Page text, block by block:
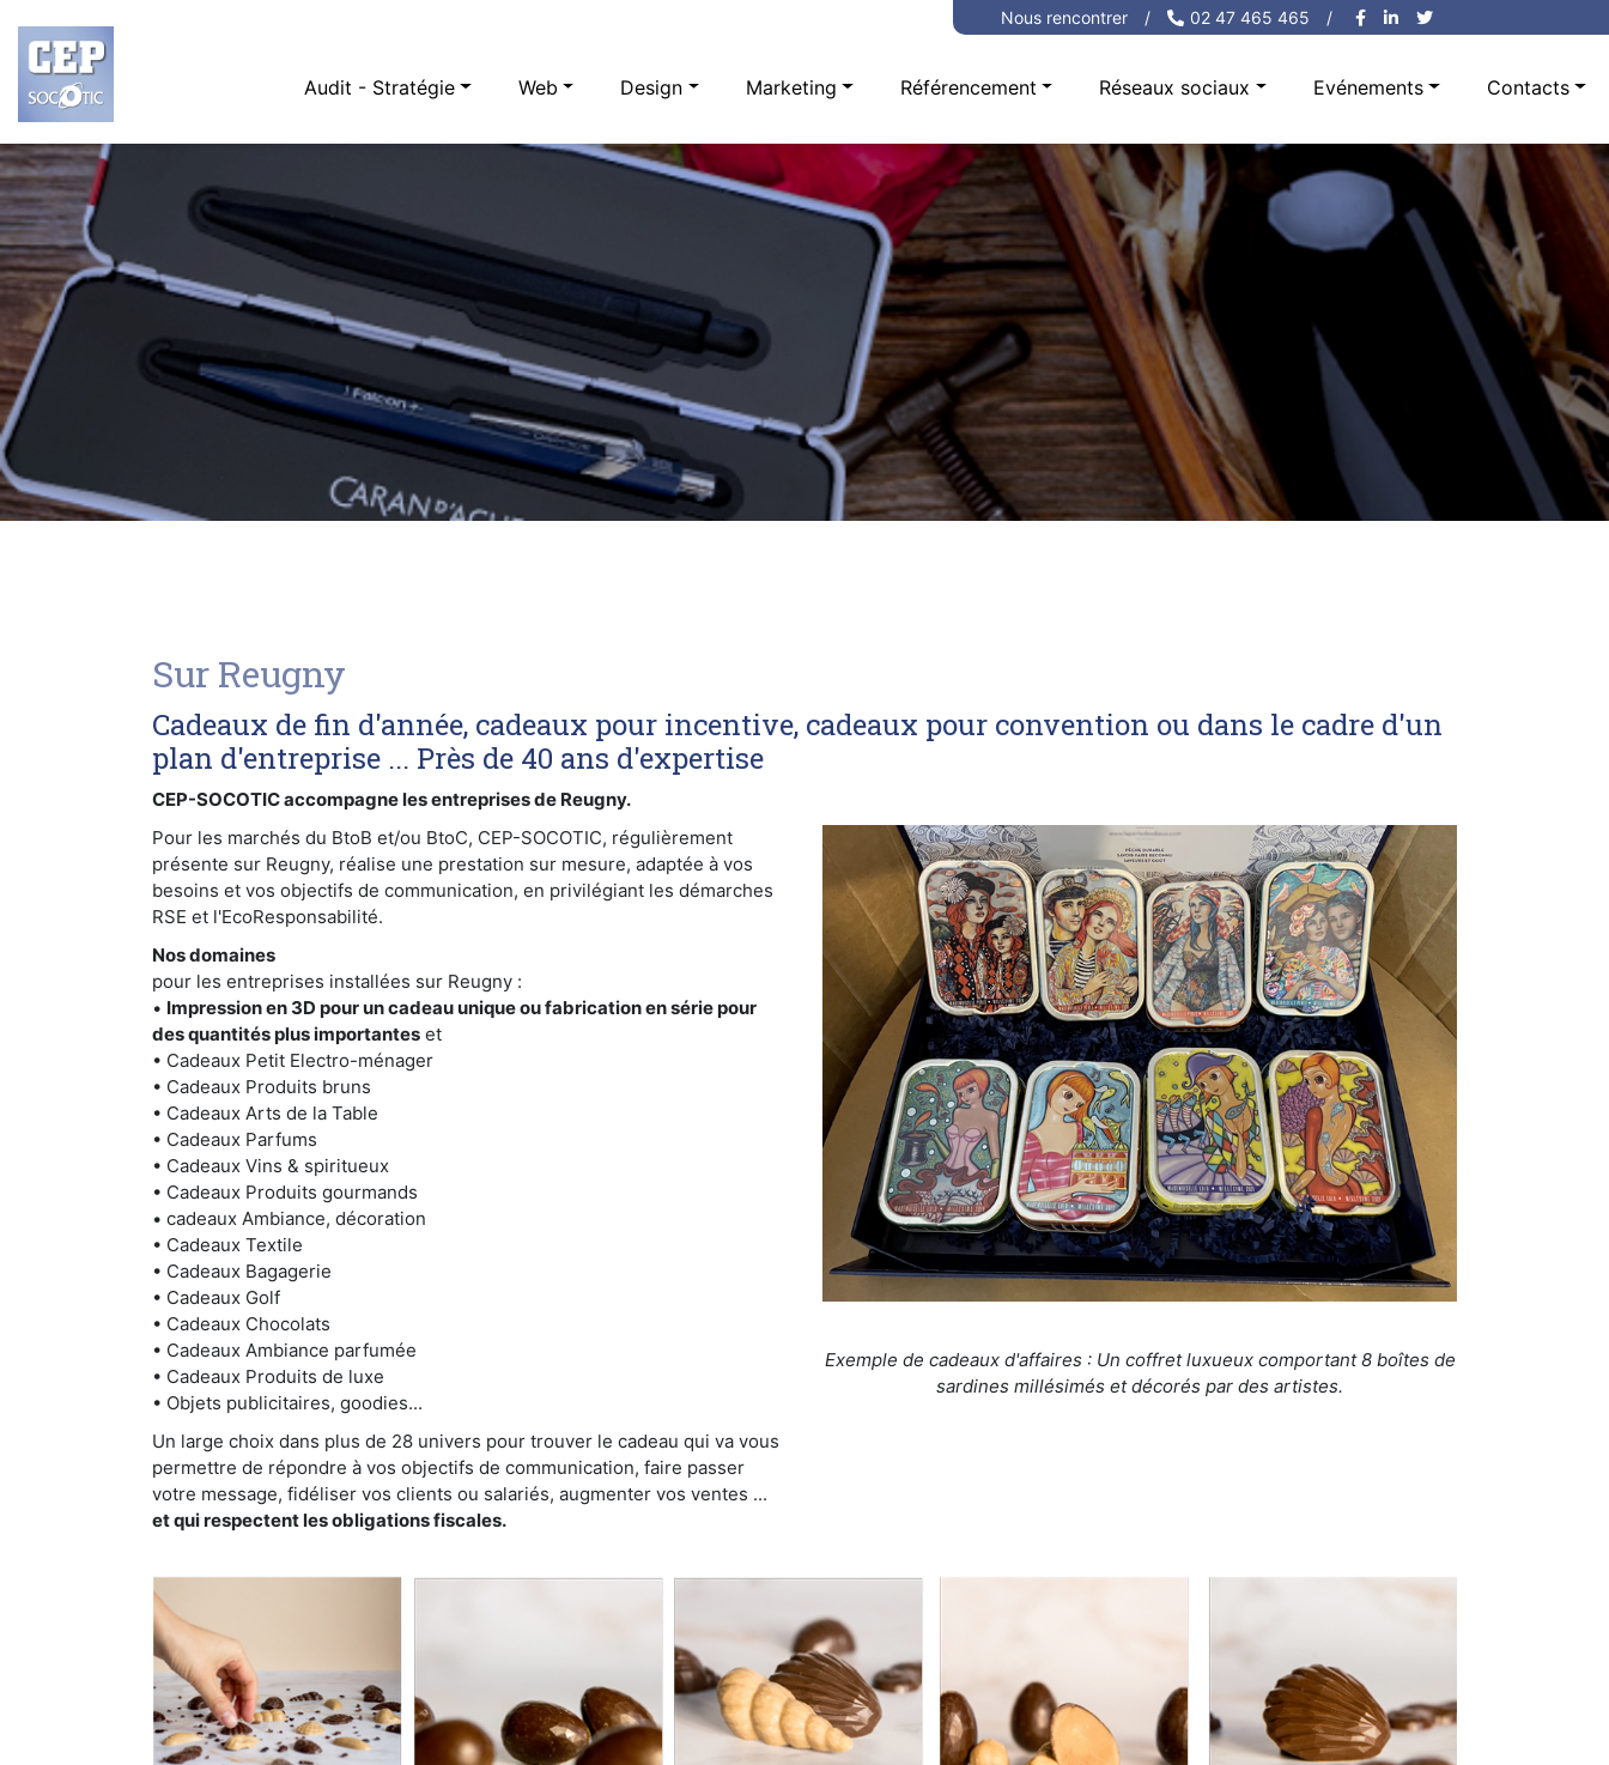
Nous rencontrer / 02 47 465 465 /
Audit - Stratégie Web Design Marketing Référencement Réseaux sociaux Evénements Contacts
Sur Reugny
Cadeaux de fin d'année, cadeaux pour incentive, cadeaux pour convention ou dans le cadre d'un
plan d'entreprise ... Près de 40 ans d'expertise
CEP-SOCOTIC accompagne les entreprises de Reugny.
Pour les marchés du BtoB et/ou BtoC, CEP-SOCOTIC, régulièrement
présente sur Reugny, réalise une prestation sur mesure, adaptée à vos
besoins et vos objectifs de communication, en privilégiant les démarches
RSE et l'EcoResponsabilité.
Nos domaines
pour les entreprises installées sur Reugny :
• Impression en 3D pour un cadeau unique ou fabrication en série pour
des quantités plus importantes et
• Cadeaux Petit Electro-ménager
• Cadeaux Produits bruns
• Cadeaux Arts de la Table
• Cadeaux Parfums
• Cadeaux Vins & spiritueux
• Cadeaux Produits gourmands
• cadeaux Ambiance, décoration
• Cadeaux Textile
• Cadeaux Bagagerie
• Cadeaux Golf
• Cadeaux Chocolats
• Cadeaux Ambiance parfumée
• Cadeaux Produits de luxe
• Objets publicitaires, goodies...
Un large choix dans plus de 28 univers pour trouver le cadeau qui va vous
permettre de répondre à vos objectifs de communication, faire passer
votre message, fidéliser vos clients ou salariés, augmenter vos ventes ...
et qui respectent les obligations fiscales.
Exemple de cadeaux d'affaires : Un coffret luxueux comportant 8 boîtes de
sardines millésimés et décorés par des artistes.